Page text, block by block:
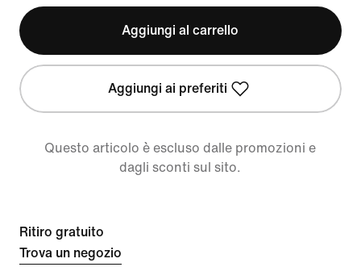
Aggiungi al carrello
Aggiungi ai preferiti
Questo articolo è escluso dalle promozioni e
dagli sconti sul sito.
Ritiro gratuito
Trova un negozio